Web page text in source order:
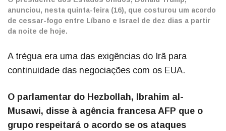
anunciou, nesta quinta-feira (16), que costurou um acordo
de cessar-fogo entre Líbano e Israel de dez dias a partir
da noite de hoje.
A trégua era uma das exigências do Irã para
continuidade das negociações com os EUA.
O parlamentar do Hezbollah, Ibrahim al-
Musawi, disse à agência francesa AFP que o
grupo respeitará o acordo se os ataques